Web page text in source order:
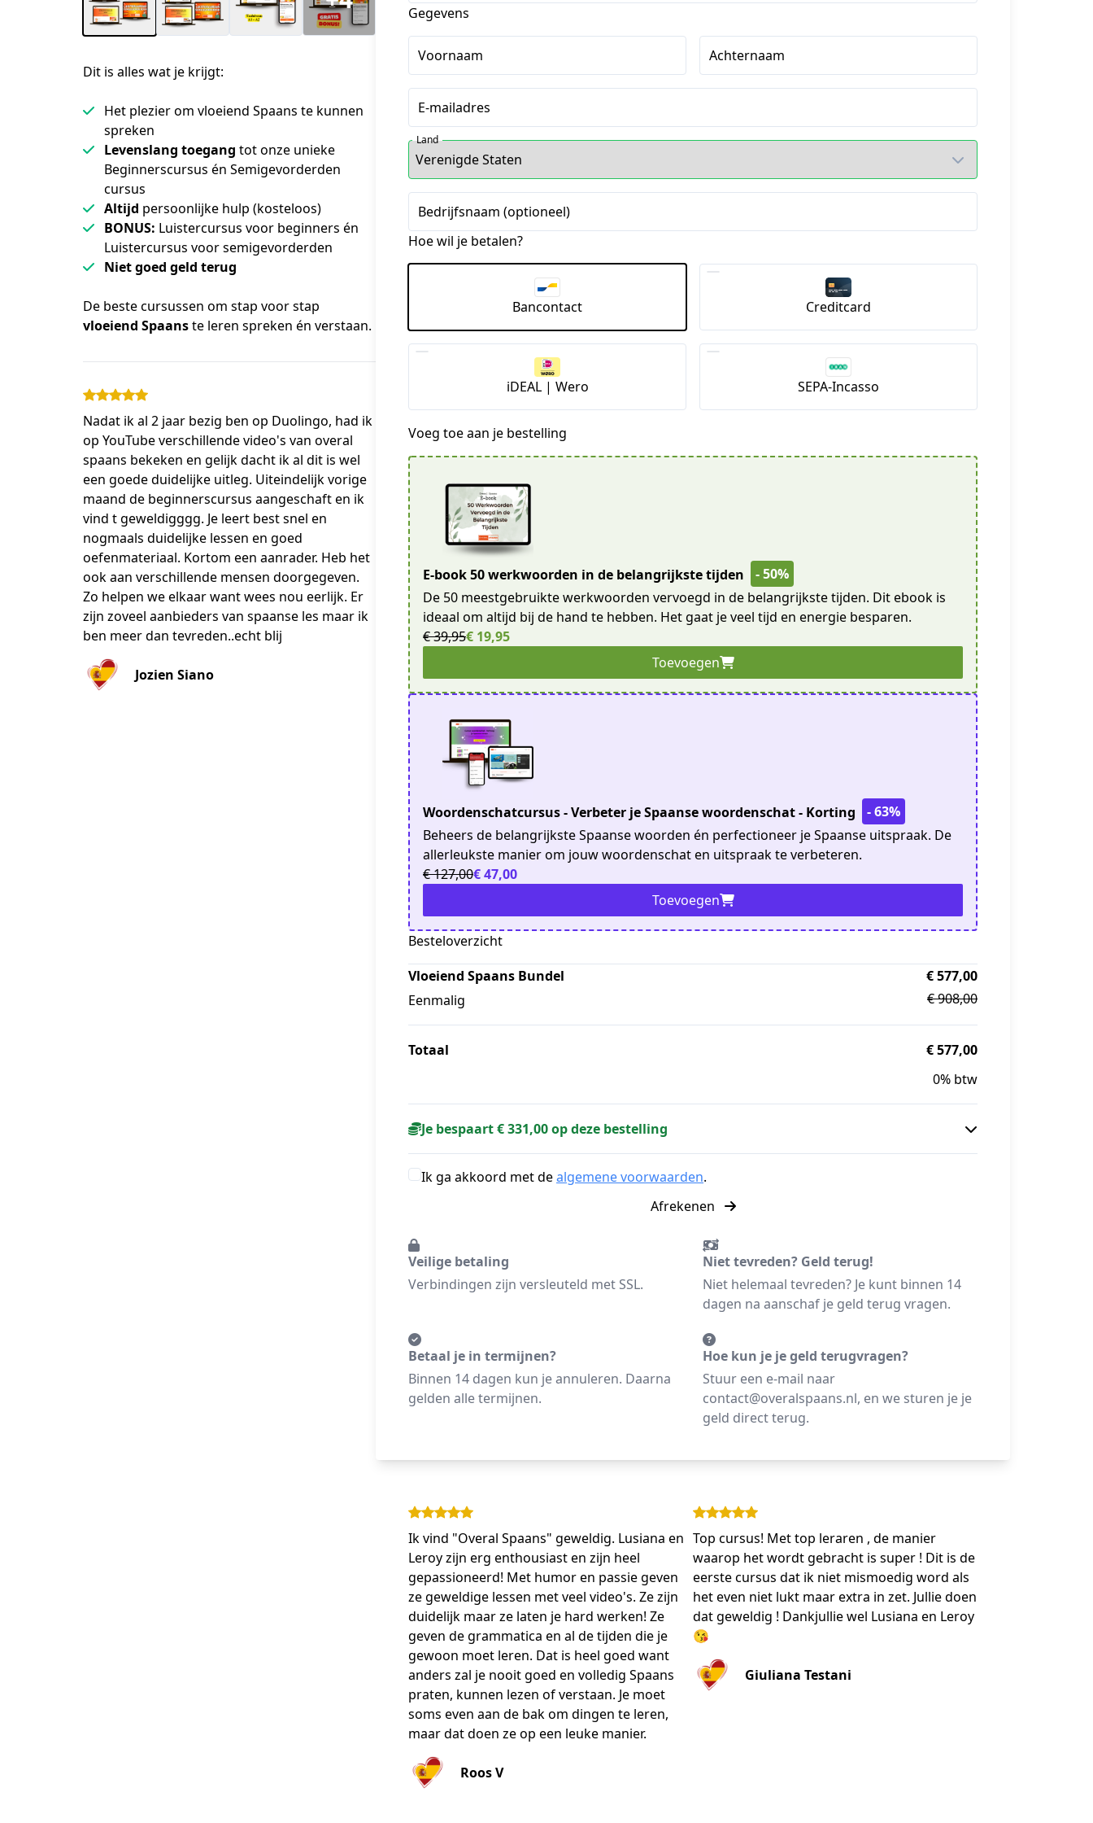
Dit is alles wat je krijgt:
Het plezier om vloeiend Spaans te kunnen
spreken
Levenslang toegang tot onze unieke
Beginnerscursus én Semigevorderden
cursus
Altijd persoonlijke hulp (kosteloos)
BONUS: Luistercursus voor beginners én
Luistercursus voor semigevorderden
Niet goed geld terug
vloeiend Spaans te leren spreken én verstaan.
Nadat ik al 2 jaar bezig ben op Duolingo, had ik
op YouTube verschillende video's van overal
spaans bekeken en gelijk dacht ik al dit is wel
een goede duidelijke uitleg. Uiteindelijk vorige
maand de beginnerscursus aangeschaft en ik
vind t geweldigggg. Je leert best snel en
nogmaals duidelijke lessen en goed
oefenmateriaal. Kortom een aanrader. Heb het
ook aan verschillende mensen doorgegeven.
Zo helpen we elkaar want wees nou eerlijk. Er
zijn zoveel aanbieders van spaanse les maar ik
ben meer dan tevreden..echt blij
Jozien Siano
Gegevens
Voornaam Achternaam
E-mailadres
Land
Bedrijfsnaam (optioneel)
Hoe wil je betalen?
Bancontact Creditcard
iDEAL | Wero SEPA-Incasso
Voeg toe aan je bestelling
E-book 50 werkwoorden in de belangrijkste tijden
- 50%
De 50 meestgebruikte werkwoorden vervoegd in de belangrijkste tijden. Dit ebook is
ideaal om altijd bij de hand te hebben. Het gaat je veel tijd en energie besparen.
€ 39,95€ 19,95
Toevoegen
Woordenschatcursus - Verbeter je Spaanse woordenschat - Korting
- 63%
Beheers de belangrijkste Spaanse woorden én perfectioneer je Spaanse uitspraak. De
allerleukste manier om jouw woordenschat en uitspraak te verbeteren.
€ 127,00€ 47,00
Toevoegen
Besteloverzicht
Vloeiend Spaans Bundel
Eenmalig
€ 577,00
€ 908,00
Totaal
€ 577,00
0% btw
Je bespaart € 331,00 op deze bestelling
Ik ga akkoord met dealgemene voorwaarden.
Afrekenen
Veilige betaling
Verbindingen zijn versleuteld met SSL.
Niet tevreden? Geld terug!
Niet helemaal tevreden? Je kunt binnen 14
dagen na aanschaf je geld terug vragen.
Betaal je in termijnen?
Binnen 14 dagen kun je annuleren. Daarna
gelden alle termijnen.
Hoe kun je je geld terugvragen?
Stuur een e-mail naar
contact@overalspaans.nl, en we sturen je je
geld direct terug.
Ik vind "Overal Spaans" geweldig. Lusiana en
Leroy zijn erg enthousiast en zijn heel
gepassioneerd! Met humor en passie geven
ze geweldige lessen met veel video's. Ze zijn
duidelijk maar ze laten je hard werken! Ze
geven de grammatica en al de tijden die je
gewoon moet leren. Dat is heel goed want
anders zal je nooit goed en volledig Spaans
praten, kunnen lezen of verstaan. Je moet
soms even aan de bak om dingen te leren,
maar dat doen ze op een leuke manier.
Roos V
Top cursus! Met top leraren , de manier
waarop het wordt gebracht is super ! Dit is de
eerste cursus dat ik niet mismoedig word als
het even niet lukt maar extra in zet. Jullie doen
dat geweldig ! Dankjullie wel Lusiana en Leroy
😘
Giuliana Testani